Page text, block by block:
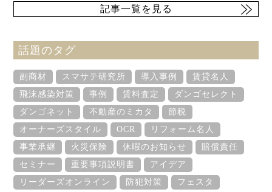
記事一覧を見る
話題のタグ
副商材 スマサテ研究所 導入事例
賃貸名人
飛沫感染対策
事例 賃料査定
ダンゴセレクト
ダンゴネット
不動産のミカタ
節税
オーナーズスタイル
OCR
リフォーム名人
事業承継
火災保険 休暇のお知らせ
賠償責任
セミナー
重要事項説明書
アイデア
リーダーズオンライン
防犯対策
フェスタ